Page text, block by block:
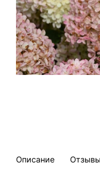
Описание Отзывы